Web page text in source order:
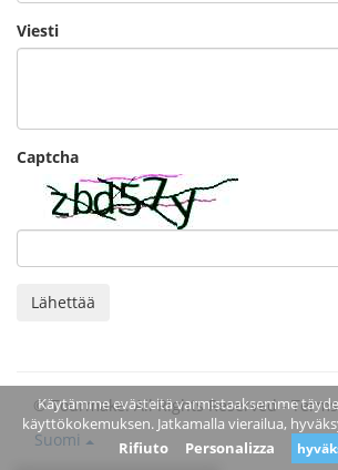
Viesti
Captcha
Lähettää
© Tourmake. All Rights Reserved -
Suomi
Käytämme evästeitä varmistaaksemme
käyttökokemuksen. Jatkamalla vierailua,
Rifiuto
Personalizza